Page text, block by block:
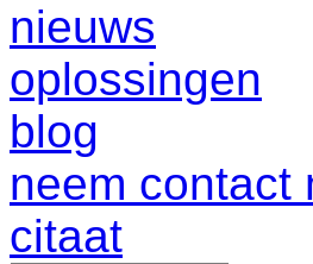
nieuws
oplossingen
blog
neem contact
citaat